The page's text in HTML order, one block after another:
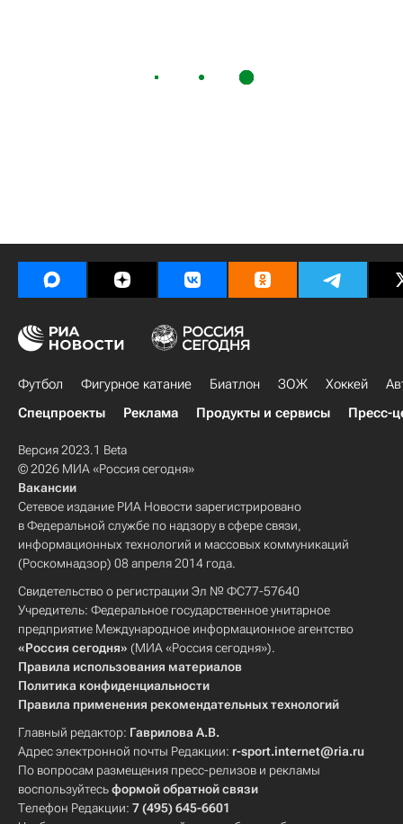
Футбол Фигурное катание Биатлон ЗОЖ Хоккей
Спецпроекты
Реклама Продукты и сервисы Пресс-
Версия 2023.1 Beta
© 2026 МИА «Россия сегодня»
Вакансии
Сетевое издание РИА Новости зарегистрировано
в Федеральной службе по надзору в сфере связи,
информационных технологий и массовых коммуникаций
(Роскомнадзор) 08 апреля 2014 года.
Свидетельство о регистрации Эл № ФС77-57640
Учредитель: Федеральное государственное унитарное
предприятие Международное информационное агентство
«Россия сегодня» (МИА «Россия сегодня»).
Правила использования материалов
Политика конфиденциальности
Правила применения рекомендательных технологий
Главный редактор: Гаврилова А.В.
Адрес электронной почты Редакции: r-sport.internet@ria.ru
По вопросам размещения пресс-релизов и рекламы
воспользуйтесьформой обратной связи
Телефон Редакции: 7 (495) 645-6601